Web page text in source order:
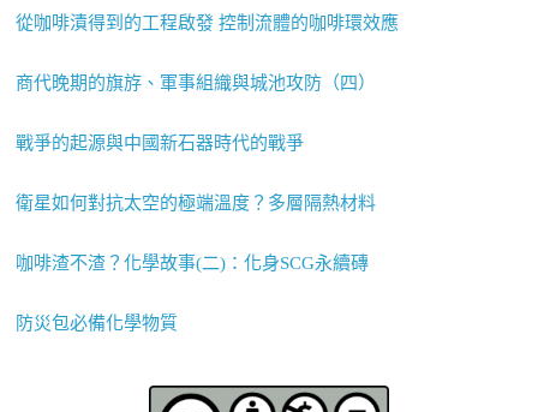
從咖啡漬得到的工程啟發 控制流體的咖啡環效應
商代晚期的旗斿、軍事組織與城池攻防（四）
戰爭的起源與中國新石器時代的戰爭
衛星如何對抗太空的極端溫度？多層隔熱材料
咖啡渣不渣？化學故事(二)：化身SCG永續磚
防災包必備化學物質